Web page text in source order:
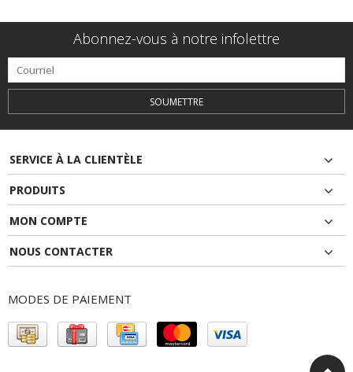
Abonnez-vous à notre infolettre
SOUMETTRE
SERVICE À LA CLIENTÈLE
PRODUITS
MON COMPTE
NOUS CONTACTER
MODES DE PAIEMENT